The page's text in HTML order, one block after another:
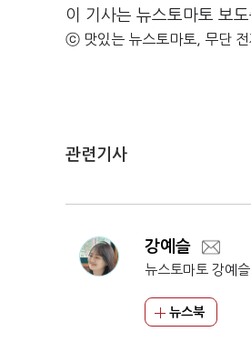
이 기사는 뉴스토마토 보
ⓒ 맛있는 뉴스토마토, 무단 전
관련기사
강예슬
뉴스토마토 강예
뉴스북